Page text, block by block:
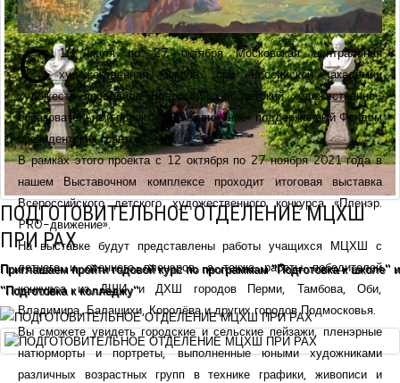
ПОДГОТОВИТЕЛЬНОЕ ОТДЕЛЕНИЕ МЦХШ
ПРИ РАХ
Приглашаем пройти годовой курс по программам "Подготовка к школе" и
"Подготовка к колледжу"
С 10 июля по 27 октября Московская центральная
художественная школа при Российской академии
художеств проводила Всероссийский детский художественно-
образовательный проект «PRO-движение» поддержанный Фондом
президентских грантов.
В рамках этого проекта с 12 октября по 27 ноября 2021 года в
нашем Выставочном комплексе проходит итоговая выставка
Всероссийского детского художественного конкурса «Пленэр.
PRO-движение».
На выставке будут представлены работы учащихся МЦХШ с
летнего и осеннего пленэров, а также работы победителей
конкурса из ДШИ и ДХШ городов Перми, Тамбова, Оби,
Владимира, Балашихи, Королёва и других городов Подмосковья.
Вы сможете увидеть городские и сельские пейзажи, пленэрные
натюрморты и портреты, выполненные юными художниками
различных возрастных групп в технике графики, живописи и